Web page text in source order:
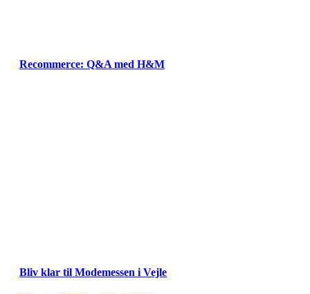
Recommerce: Q&A med H&M
Bliv klar til Modemessen i Vejle